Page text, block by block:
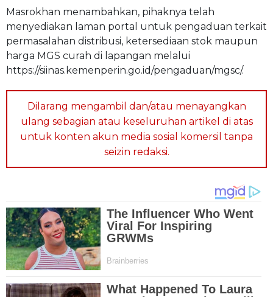
Masrokhan menambahkan, pihaknya telah
menyediakan laman portal untuk pengaduan terkait
permasalahan distribusi, ketersediaan stok maupun
harga MGS curah di lapangan melalui
https://siinas.kemenperin.go.id/pengaduan/mgsc/.
Dilarang mengambil dan/atau menayangkan
ulang sebagian atau keseluruhan artikel di atas
untuk konten akun media sosial komersil tanpa
seizin redaksi.